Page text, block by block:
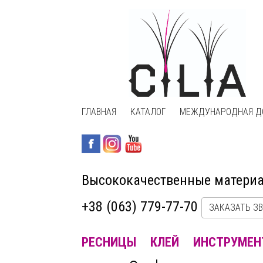
ГЛАВНАЯ КАТАЛОГ МЕЖДУНАРОДНАЯ
Высококачественные
+38 (063) 779-77-70
ЗАКАЗАТЬ
РЕСНИЦЫ КЛЕЙ